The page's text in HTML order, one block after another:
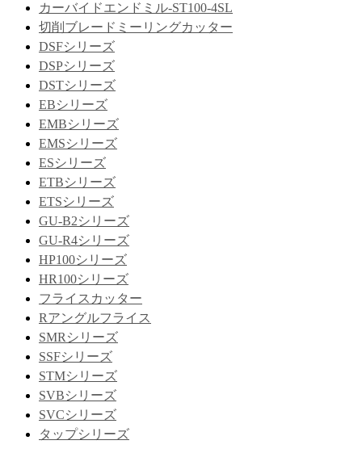
カーバイドエンドミル-ST100-4SL
切削ブレードミーリングカッター
DSFシリーズ
DSPシリーズ
DSTシリーズ
EBシリーズ
EMBシリーズ
EMSシリーズ
ESシリーズ
ETBシリーズ
ETSシリーズ
GU-B2シリーズ
GU-R4シリーズ
HP100シリーズ
HR100シリーズ
フライスカッター
Rアングルフライス
SMRシリーズ
SSFシリーズ
STMシリーズ
SVBシリーズ
SVCシリーズ
タップシリーズ